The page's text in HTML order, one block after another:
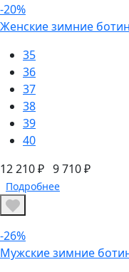
-20%
Женские зимние
35
36
37
38
39
40
12 210 ₽ 9 710 ₽
Подробнее
-26%
Мужские зимние